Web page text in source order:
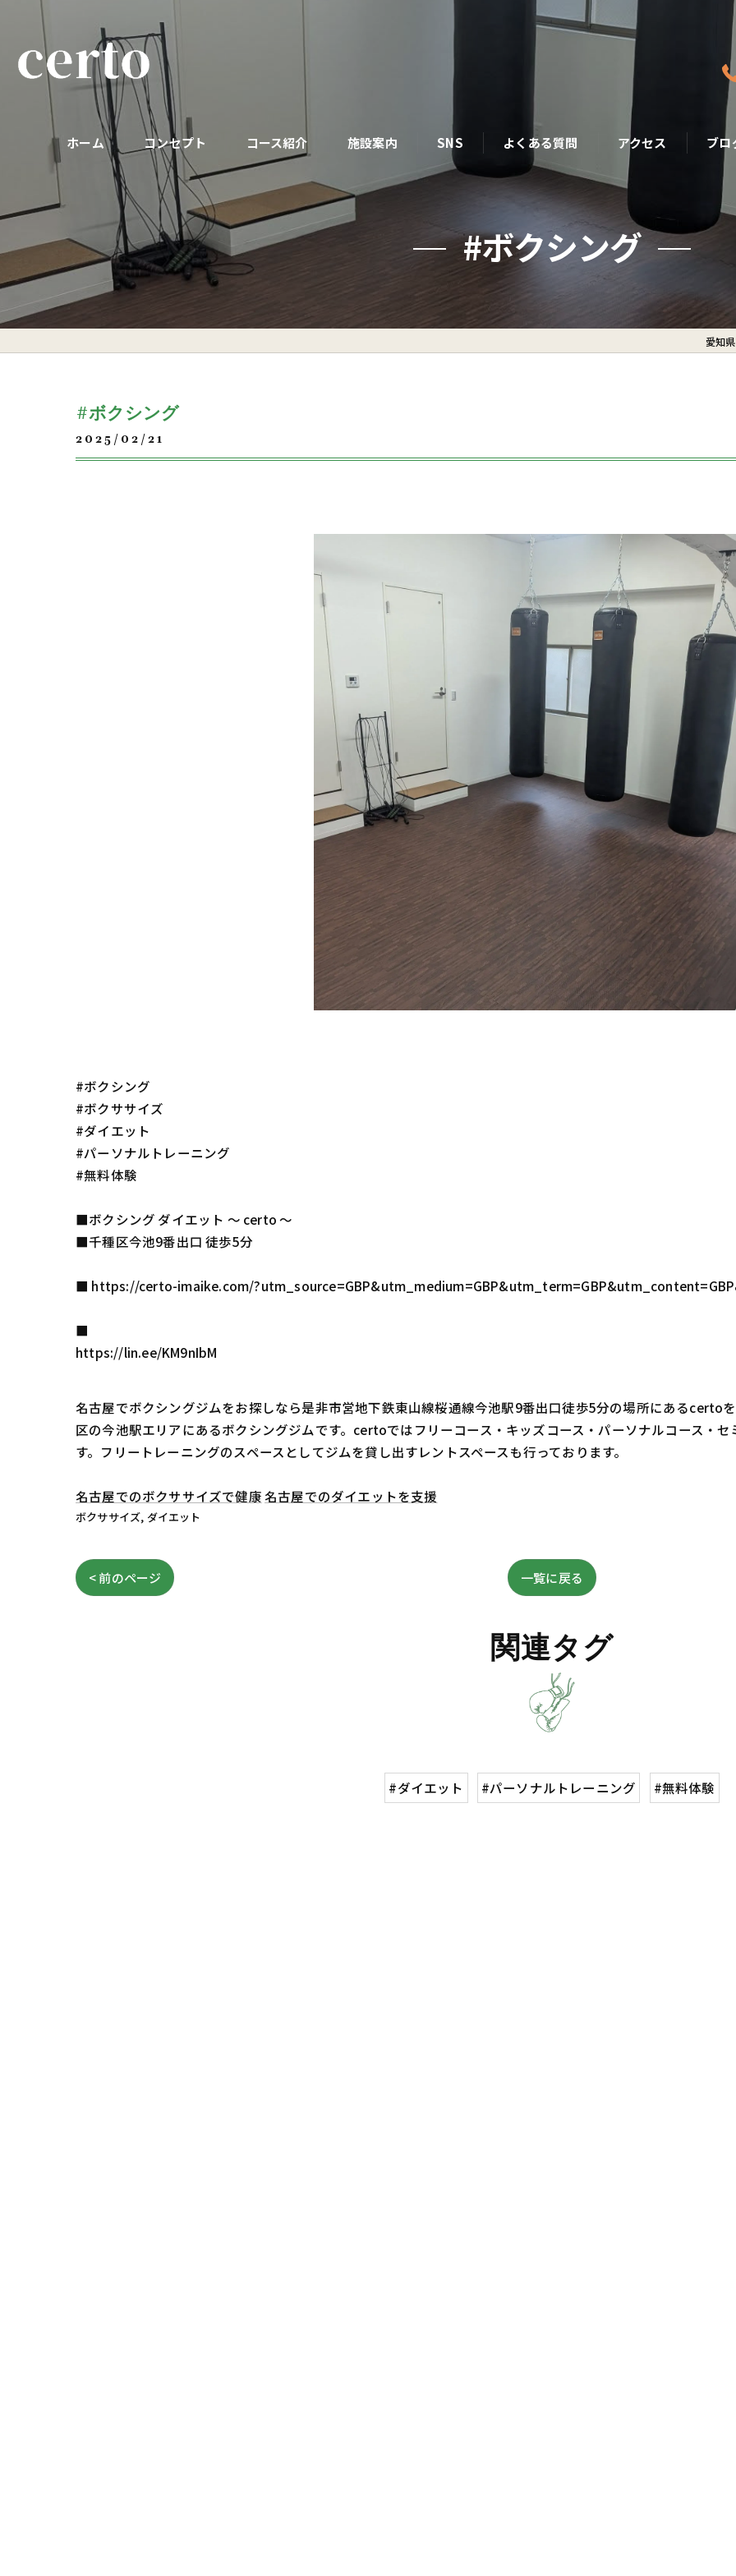
ホーム コンセプト コース紹介
パーソナルコース
初めての方へ
施設案内 SNS よくある質問 アクセス ブロ
#ボクシング
愛知
#ボクシング
2025/02/21
#ボクシング
#ボクササイズ
#ダイエット
#パーソナルトレーニング
#無料体験
■ボクシング ダイエット 〜 certo 〜
■千種区今池9番出口 徒歩5分
■ https://certo-imaike.com/
■
https://lin.ee/KM9nIbM
名古屋でボクシングジムをお探しなら是非市営地下鉄東山線桜通線今池駅9番出口徒歩5分の場所にあるcerto
区の今池駅エリアにあるボクシングジムです。certoではフリーコース・キッズコース・パーソナルコース・
す。フリートレーニングのスペースとしてジムを貸し出すレントスペースも行っております。
名古屋でのボクササイズで健康 名古屋でのダイエットを支援
ボクササイズ ダイエット
< 前のページ 一覧に戻る
関連タグ
#ダイエット #パーソナルトレーニング #無料体験